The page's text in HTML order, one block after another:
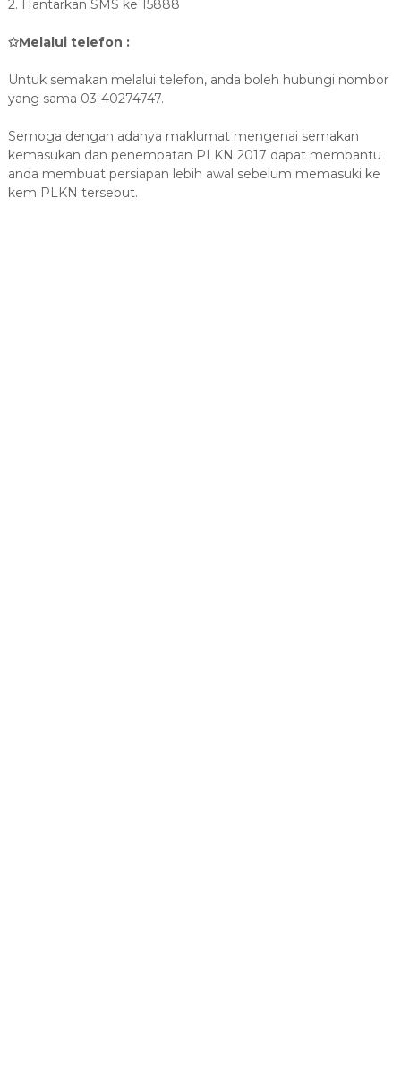
2. Hantarkan SMS ke 15888
✩Melalui telefon :
Untuk semakan melalui telefon, anda boleh hubungi nombor
yang sama 03-40274747.
Semoga dengan adanya maklumat mengenai semakan
kemasukan dan penempatan PLKN 2017 dapat membantu
anda membuat persiapan lebih awal sebelum memasuki ke
kem PLKN tersebut.